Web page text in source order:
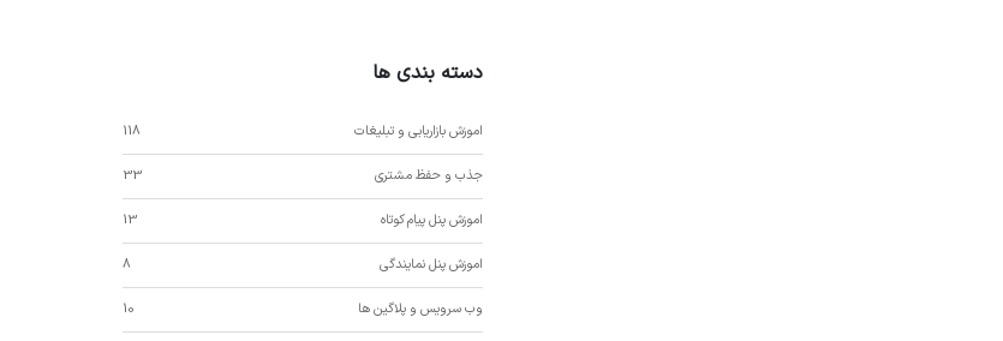
دسته بندی ها
اموزش بازاریابی و تبلیغات 118
جذب و حفظ مشتری 33
اموزش پنل پیام کوتاه 13
اموزش پنل نمایندگی 8
وب سرویس و پلاگین ها 10